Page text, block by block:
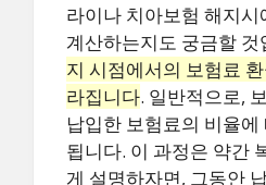
라이나 치아보험 해지
계산하는지도 궁금할 것
지 시점에서의 보험료
라집니다. 일반적으로,
납입한 보험료의 비율
됩니다. 이 과정은 약간
게 설명하자면, 그동안